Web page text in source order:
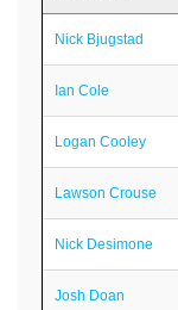
Nick Bjugstad
Ian Cole
Logan Cooley
Lawson Crouse
Nick Desimone
Josh Doan